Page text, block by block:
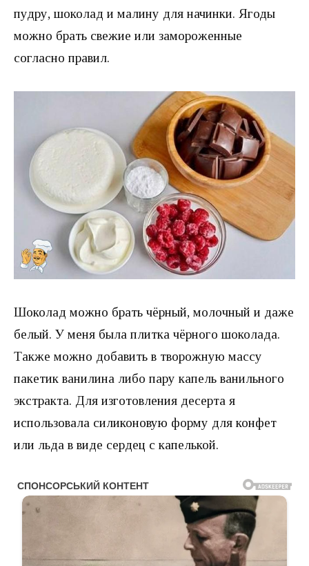
пудру, шоколад и малину для начинки. Ягоды
можно брать свежие или замороженные
согласно правил.
Шоколад можно брать чёрный, молочный и даже
белый. У меня была плитка чёрного шоколада.
Также можно добавить в творожную массу
пакетик ванилина либо пару капель ванильного
экстракта. Для изготовления десерта я
использовала силиконовую форму для конфет
или льда в виде сердец с капелькой.